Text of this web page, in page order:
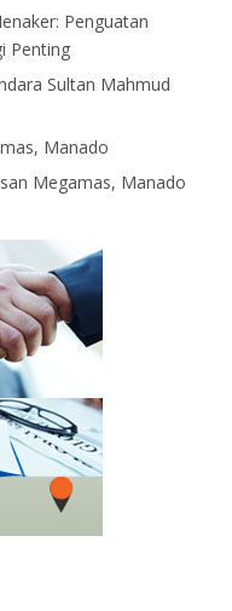
Penguatan
Penting
Sultan Mahmud
Manado
Megamas, Manado